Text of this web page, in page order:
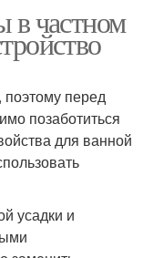
в частном
перед
позаботиться
для ванной
усадки и